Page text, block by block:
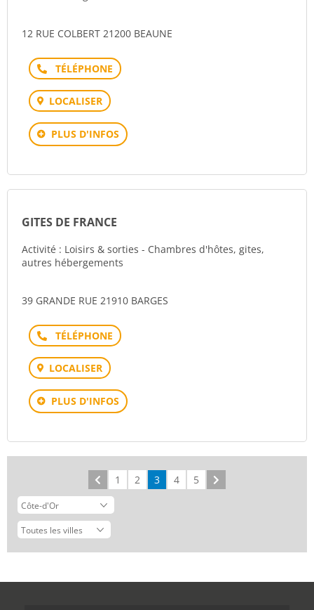
12 RUE COLBERT 21200 BEAUNE
Téléphone
LOCALISER
PLUS D'INFOS
GITES DE FRANCE
Activité : Loisirs & sorties - Chambres d'hôtes, gites,
autres hébergements
39 GRANDE RUE 21910 BARGES
Téléphone
LOCALISER
PLUS D'INFOS
Précédent
1 2 3 4 5